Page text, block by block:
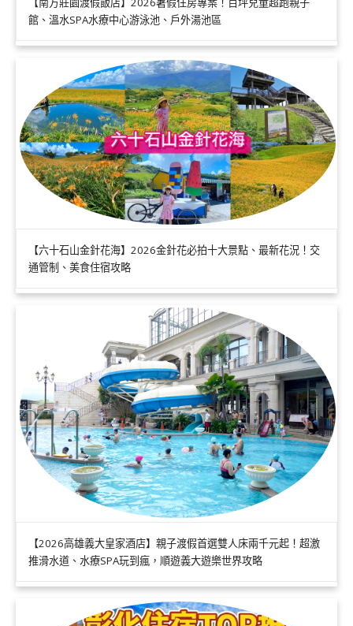
館、溫水SPA水療中心游泳池、戶外湯池區
【六十石山金針花海】2026金針花必拍十大景點、最新花況！交
通管制、美食住宿攻略
【2026高雄義大皇家酒店】親子渡假首選雙人床兩千元起！超激
推滑水道、水療SPA玩到瘋，順遊義大遊樂世界攻略